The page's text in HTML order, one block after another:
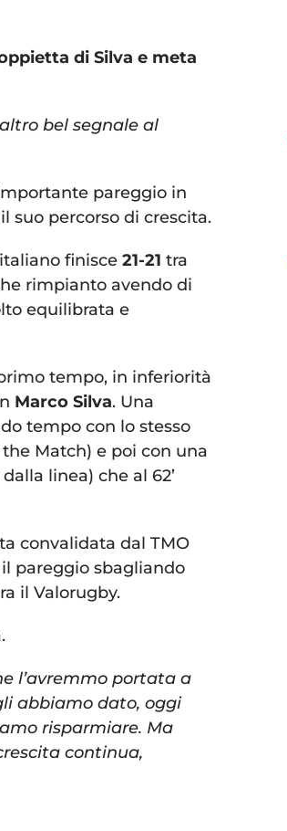
di Silva e meta
bel segnale al
pareggio in
suo percorso di crescita.
finisce 21-21 tra
rimpianto avendo di
equilibrata e
tempo, in inferiorità
Marco Silva. Una
tempo con lo stesso
Match) e poi con una
linea) che al 62’
convalidata dal TMO
pareggio sbagliando
il Valorugby.
l’avremmo portata a
abbiamo dato, oggi
risparmiare. Ma
continua,